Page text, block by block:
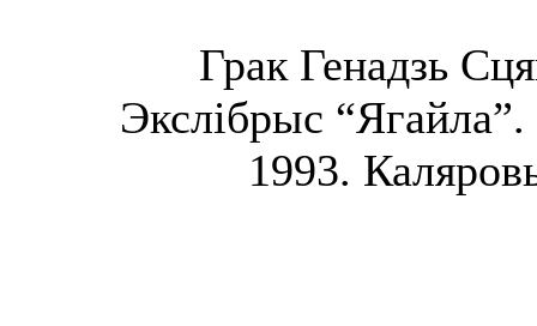
Грак Генадзь
Экслібрыс
1993.